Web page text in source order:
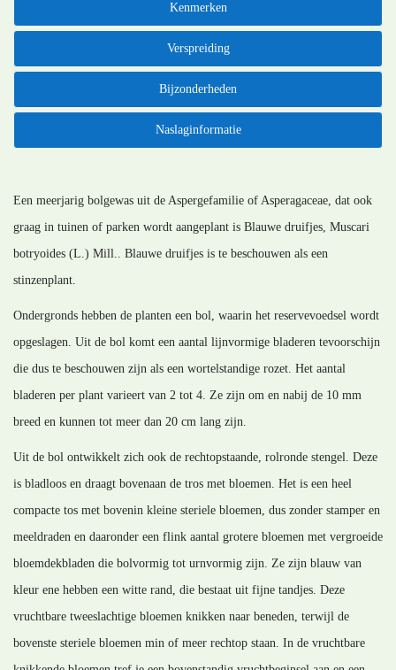
Kenmerken
Verspreiding
Bijzonderheden
Naslaginformatie
Een meerjarig bolgewas uit de Aspergefamilie of Asperagaceae, dat ook
graag in tuinen of parken wordt aangeplant is Blauwe druifjes, Muscari
botryoides (L.) Mill.. Blauwe druifjes is te beschouwen als een
stinzenplant.
Ondergronds hebben de planten een bol, waarin het reservevoedsel wordt
opgeslagen. Uit de bol komt een aantal lijnvormige bladeren tevoorschijn
die dus te beschouwen zijn als een wortelstandige rozet. Het aantal
bladeren per plant varieert van 2 tot 4. Ze zijn om en nabij de 10 mm
breed en kunnen tot meer dan 20 cm lang zijn.
Uit de bol ontwikkelt zich ook de rechtopstaande, rolronde stengel. Deze
is bladloos en draagt bovenaan de tros met bloemen. Het is een heel
compacte tos met bovenin kleine steriele bloemen, dus zonder stamper en
meeldraden en daaronder een flink aantal grotere bloemen met vergroeide
bloemdekbladen die bolvormig tot urnvormig zijn. Ze zijn blauw van
kleur ene hebben een witte rand, die bestaat uit fijne tandjes. Deze
vruchtbare tweeslachtige bloemen knikken naar beneden, terwijl de
bovenste steriele bloemen min of meer rechtop staan. In de vruchtbare